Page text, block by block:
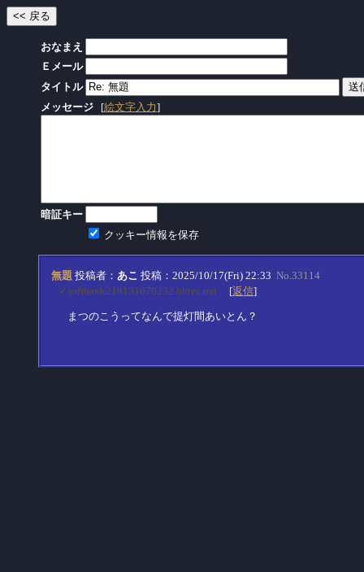
おなまえ
Ｅメール
タイトル
メッセージ
[絵文字入力]
暗証キー
クッキー情報を保存
無題 投稿者： あこ 投稿：2025/10/17(Fri) 22:33 No.33114
✓softbank218131078232.bbtec.net [返信]
まつのこうってなんで提灯間あいとん？